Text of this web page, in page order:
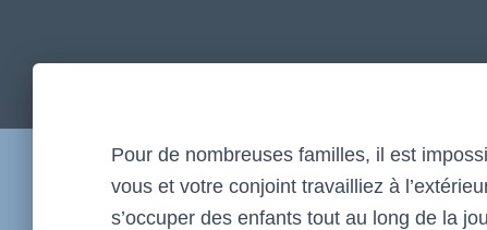
Pour de nombreuses familles, il est
vous et votre conjoint travailliez à
s’occuper des enfants tout au long de la